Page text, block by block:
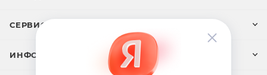
СЕРВИС И ПОДДЕРЖКА
ИНФОРМАЦИЯ